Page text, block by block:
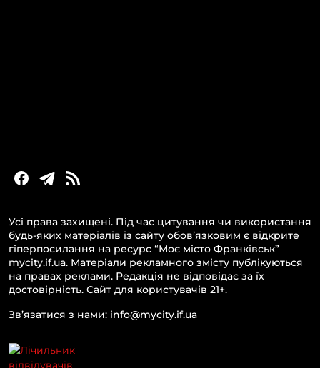
Усі права захищені. Під час цитування чи використання
будь-яких матеріалів із сайту обов’язковим є відкрите
гіперпосилання на ресурс “Моє місто Франківськ”
mycity.if.ua. Матеріали рекламного змісту публікуються
на правах реклами. Редакція не відповідає за їх
достовірність. Сайт для користувачів 21+.
Зв’язатися з нами: info@mycity.if.ua